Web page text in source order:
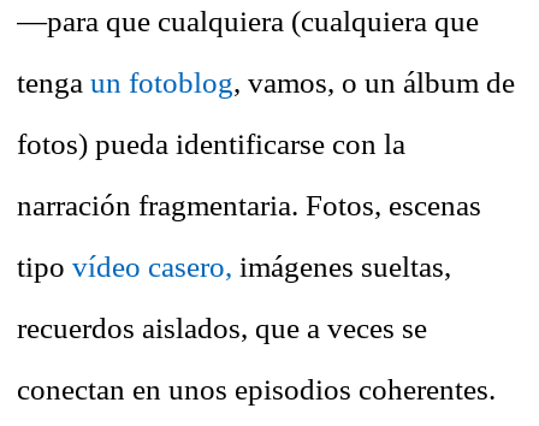
—para que cualquiera (cualquiera que
tenga un fotoblog, vamos, o un álbum de
fotos) pueda identificarse con la
narración fragmentaria. Fotos, escenas
tipo vídeo casero, imágenes sueltas,
recuerdos aislados, que a veces se
conectan en unos episodios coherentes.